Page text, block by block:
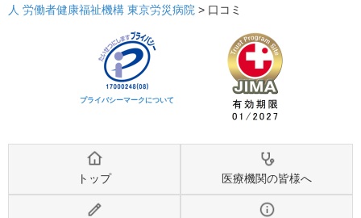
人 労働者健康福祉機構 東京労災病院 > 口コミ
プライバシーマークについて
トップ 医療機関の皆様へ